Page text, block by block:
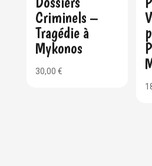
Criminels –
Tragédie à
Mykonos
30,00 €